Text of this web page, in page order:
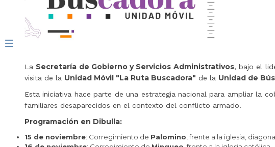
La Secretaría de Gobierno y Servicios Administrativos, bajo el
visita de la Unidad Móvil "La Ruta Buscadora" de la Unidad de
Esta iniciativa hace parte de una estrategia nacional para ampliar la
familiares desaparecidos en el contexto del conflicto armado.
Programación en Dibulla:
15 de noviembre: Corregimiento de Palomino , frente a la iglesia,